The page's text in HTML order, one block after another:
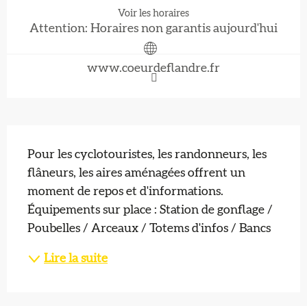
Voir les horaires
Attention: Horaires non garantis aujourd'hui
www.coeurdeflandre.fr
Pour les cyclotouristes, les randonneurs, les
flâneurs, les aires aménagées offrent un
moment de repos et d'informations.
Équipements sur place : Station de gonflage /
Poubelles / Arceaux / Totems d'infos / Bancs
Lire la suite